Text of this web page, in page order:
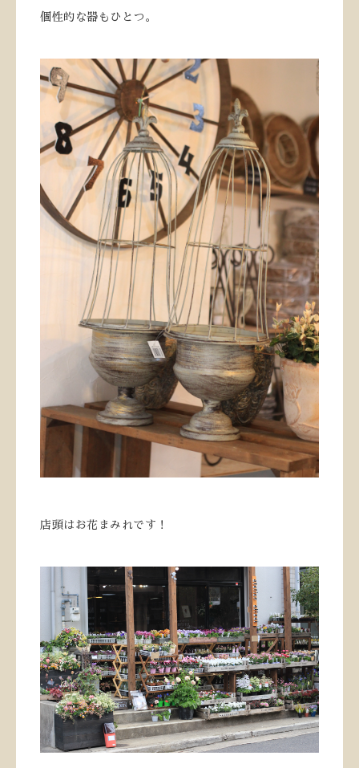
個性的な器もひとつ。
店頭はお花まみれです！